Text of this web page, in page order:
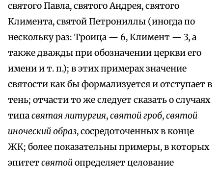
святого Павла, святого Андрея, святого
Климента, святой Петрониллы (иногда по
нескольку раз: Троица — 6, Климент — 3, а
также дважды при обозначении церкви его
имени и т. п.); в этих примерах значение
святости как бы формализуется и отступает в
тень; отчасти то же следует сказать о случаях
типасвятая литургия,святой гроб,святой
иноческий образ, сосредоточенных в конце
ЖК; более показательны примеры, в которых
эпитетсвятойопределяет целование